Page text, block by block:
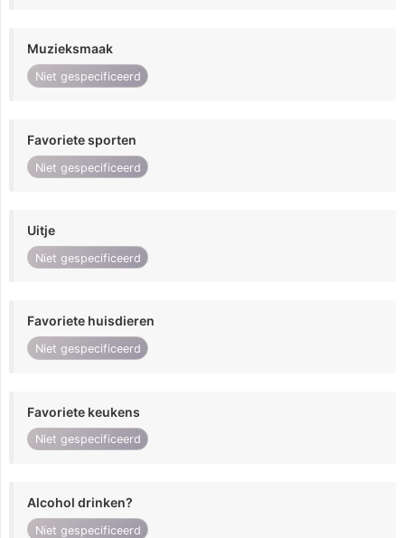
Muzieksmaak
Niet gespecificeerd
Favoriete sporten
Niet gespecificeerd
Uitje
Niet gespecificeerd
Favoriete huisdieren
Niet gespecificeerd
Favoriete keukens
Niet gespecificeerd
Alcohol drinken?
Niet gespecificeerd